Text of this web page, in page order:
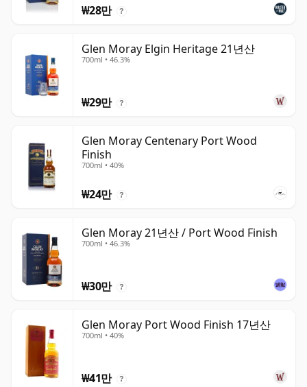
₩28만 ?
Glen Moray Elgin Heritage 21년산
700ml • 46.3%
₩29만 ?
Glen Moray Centenary Port Wood
Finish
700ml • 40%
₩24만 ?
Glen Moray 21년산 / Port Wood Finish
700ml • 46.3%
₩30만 ?
Glen Moray Port Wood Finish 17년산
700ml • 40%
₩41만 ?